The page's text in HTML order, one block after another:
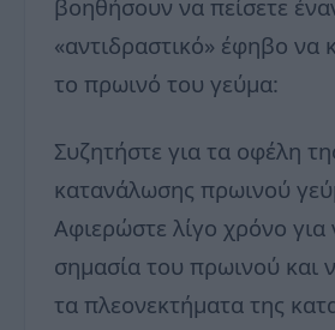
βοηθήσουν να πείσετε
«αντιδραστικό» έφηβο να
το πρωινό του γεύμα:
Συζητήστε για τα οφέλη
κατανάλωσης πρωινού
Αφιερώστε λίγο χρόνο για
σημασία του πρωινού και
τα πλεονεκτήματα της